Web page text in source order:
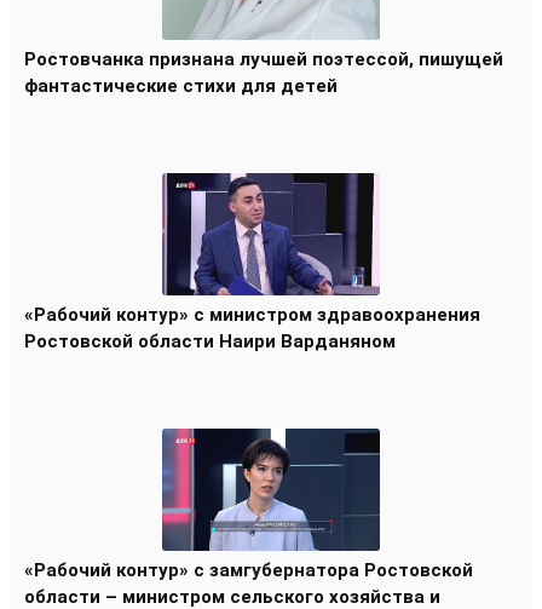
Ростовчанка признана лучшей поэтессой, пишущей
фантастические стихи для детей
«Рабочий контур» с министром здравоохранения
Ростовской области Наири Варданяном
«Рабочий контур» с замгубернатора Ростовской
области – министром сельского хозяйства и